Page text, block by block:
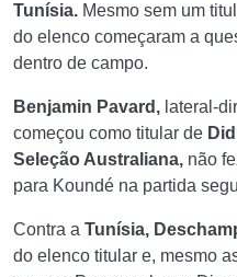
Tunísia. Mesmo sem um
do elenco começaram a
dentro de campo.
Benjamin Pavard, lateral-
começou como titular de
Seleção Australiana, não
para Koundé na partida
Contra a Tunísia,
do elenco titular e, mesmo